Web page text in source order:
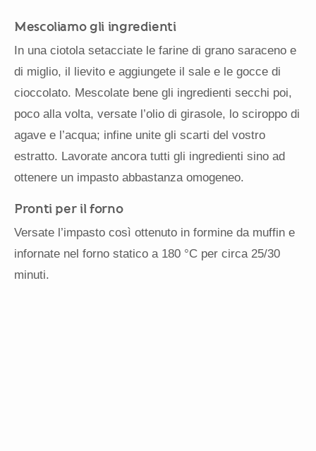
Mescoliamo gli ingredienti
In una ciotola setacciate le farine di grano saraceno e
di miglio, il lievito e aggiungete il sale e le gocce di
cioccolato. Mescolate bene gli ingredienti secchi poi,
poco alla volta, versate l’olio di girasole, lo sciroppo di
agave e l’acqua; infine unite gli scarti del vostro
estratto. Lavorate ancora tutti gli ingredienti sino ad
ottenere un impasto abbastanza omogeneo.
Pronti per il forno
Versate l’impasto così ottenuto in formine da muffin e
infornate nel forno statico a 180 °C per circa 25/30
minuti.